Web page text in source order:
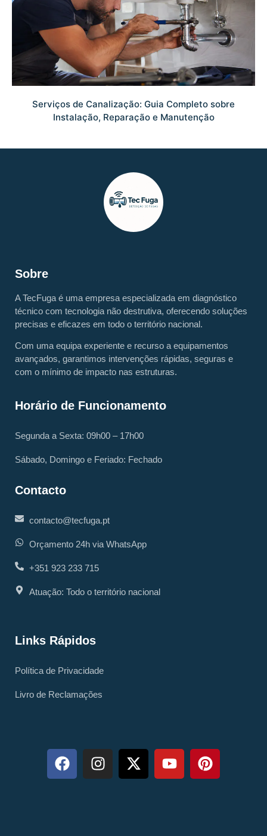
Serviços de Canalização: Guia Completo sobre
Instalação, Reparação e Manutenção
Sobre
A TecFuga é uma empresa especializada em diagnóstico
técnico com tecnologia não destrutiva, oferecendo soluções
precisas e eficazes em todo o território nacional.
Com uma equipa experiente e recurso a equipamentos
avançados, garantimos intervenções rápidas, seguras e
com o mínimo de impacto nas estruturas.
Horário de Funcionamento
Segunda a Sexta: 09h00 – 17h00
Sábado, Domingo e Feriado: Fechado
Contacto
contacto@tecfuga.pt
Orçamento 24h via WhatsApp
+351 923 233 715
Atuação: Todo o território nacional
Links Rápidos
Política de Privacidade
Livro de Reclamações